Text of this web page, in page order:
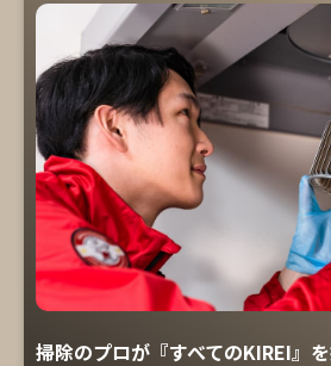
掃除のプロが『すべてのKIREI』